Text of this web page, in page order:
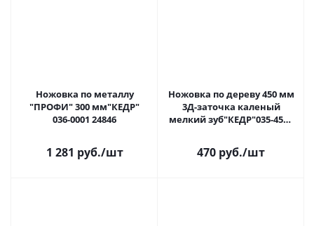
Ножовка по металлу
"ПРОФИ" 300 мм"КЕДР"
036-0001 24846
1 281 руб./шт
Ножовка по дереву 450 мм
3Д-заточка каленый
мелкий зуб"КЕДР"035-4509
470 руб./шт